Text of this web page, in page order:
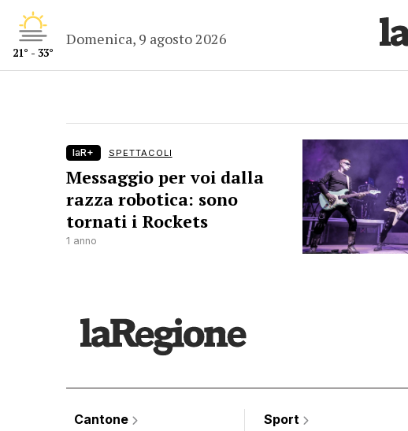
21° - 33°
Domenica, 9 agosto 2026
laR+ SPETTACOLI
Messaggio per voi dalla
razza robotica: sono
tornati i Rockets
1 anno
Cantone
Sport